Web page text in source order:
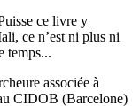
ce livre y
ce n’est ni plus ni
temps...
associée à
CIDOB (Barcelone)